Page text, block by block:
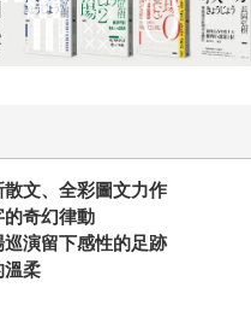
文、全彩圖文力作
奇幻律動
演留下感性的足跡
柔